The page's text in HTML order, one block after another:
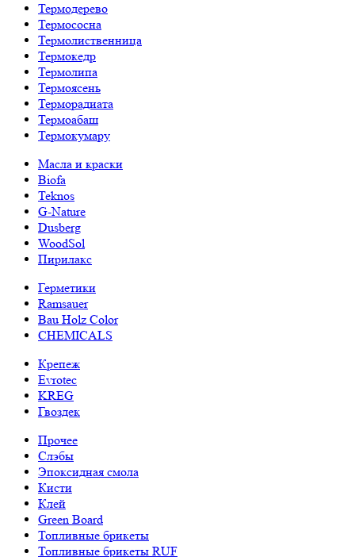
Термодерево
Термососна
Термолиственница
Термокедр
Термолипа
Термоясень
Терморадиата
Термоабаш
Термокумару
Масла и краски
Biofa
Teknos
G-Nature
Dusberg
WoodSol
Пирилакс
Герметики
Ramsauer
Bau Holz Color
CHEMICALS
Крепеж
Evrotec
KREG
Гвоздек
Прочее
Слэбы
Эпоксидная смола
Кисти
Клей
Green Board
Топливные брикеты
Топливные брикеты RUF